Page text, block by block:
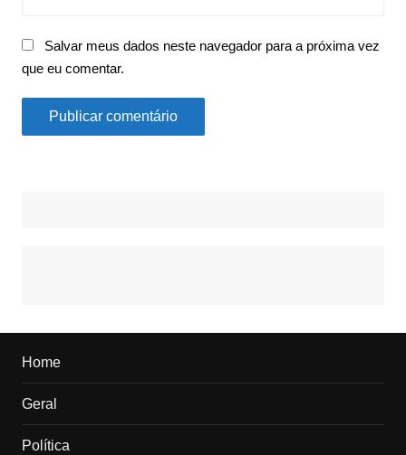
Salvar meus dados neste navegador para a próxima vez
que eu comentar.
Home
Geral
Política